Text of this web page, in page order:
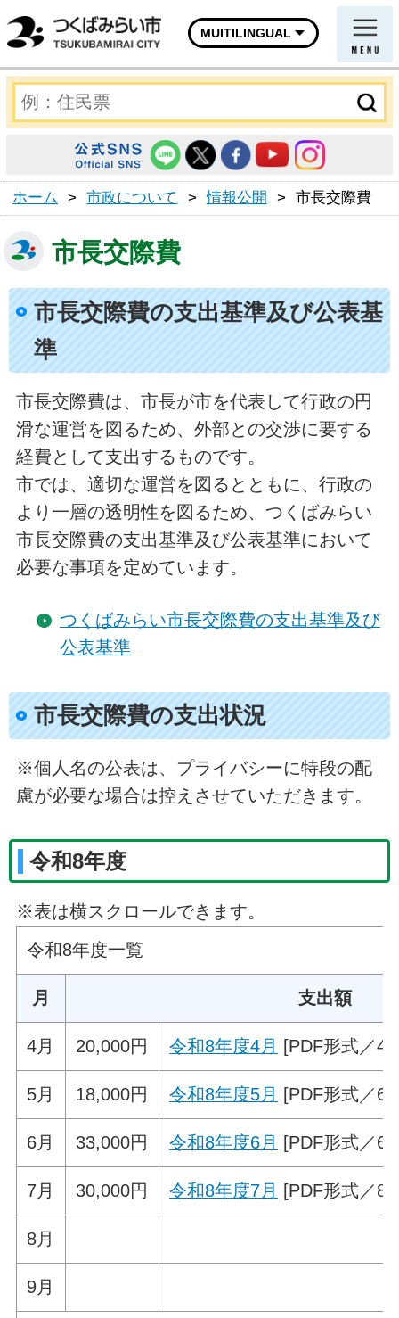
MUITILINGUAL
ホーム > 市政について > 情報公開 > 市長交際費
市長交際費
市長交際費の支出基準及び公表基
準
市長交際費は、市長が市を代表して行政の円
滑な運営を図るため、外部との交渉に要する
経費として支出するものです。
市では、適切な運営を図るとともに、行政の
より一層の透明性を図るため、つくばみらい
市長交際費の支出基準及び公表基準において
必要な事項を定めています。
つくばみらい市長交際費の支出基準及び
公表基準
市長交際費の支出状況
※個人名の公表は、プライバシーに特段の配
慮が必要な場合は控えさせていただきます。
令和8年度
※表は横スクロールできます。
令和8年度一覧
月 支出額
4月 20,000円 令和8年度4月 [PDF形式／
5月 18,000円 令和8年度5月 [PDF形
6月 33,000円 令和8年度6月 [PDF形式／
7月 30,000円 令和8年度7月 [PDF形式／
8月
9月